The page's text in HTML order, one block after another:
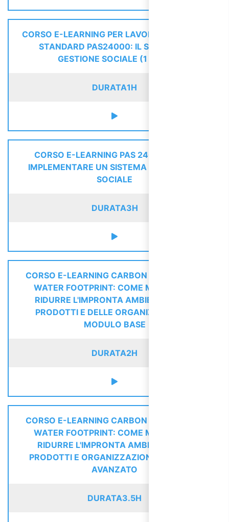
CORSO E-LEARNING PER LAVORATORI SULLO
STANDARD PAS24000: IL SISTEMA DI
GESTIONE SOCIALE (1 ORA)
DURATA1H
CORSO E-LEARNING PAS 24000: COME
IMPLEMENTARE UN SISTEMA DI GESTIONE
SOCIALE
DURATA3H
CORSO E-LEARNING CARBON FOOTPRINT E
WATER FOOTPRINT: COME MISURARE E
RIDURRE L'IMPRONTA AMBIENTALE DEI
PRODOTTI E DELLE ORGANIZZAZIONI -
MODULO BASE
DURATA2H
CORSO E-LEARNING CARBON FOOTPRINT E
WATER FOOTPRINT: COME MISURARE E
RIDURRE L'IMPRONTA AMBIENTALE DI
PRODOTTI E ORGANIZZAZIONI - MODULO
AVANZATO
DURATA3.5H